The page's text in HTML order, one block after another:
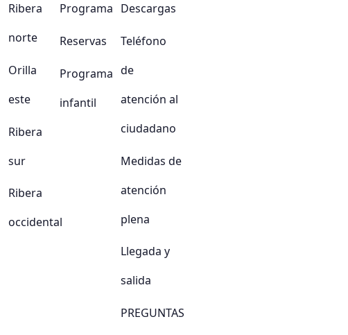
Ribera
norte
Orilla
este
Ribera
sur
Ribera
occidental
Programa
Reservas
Programa
infantil
Descargas
Teléfono
de
atención al
ciudadano
Medidas de
atención
plena
Llegada y
salida
PREGUNTAS